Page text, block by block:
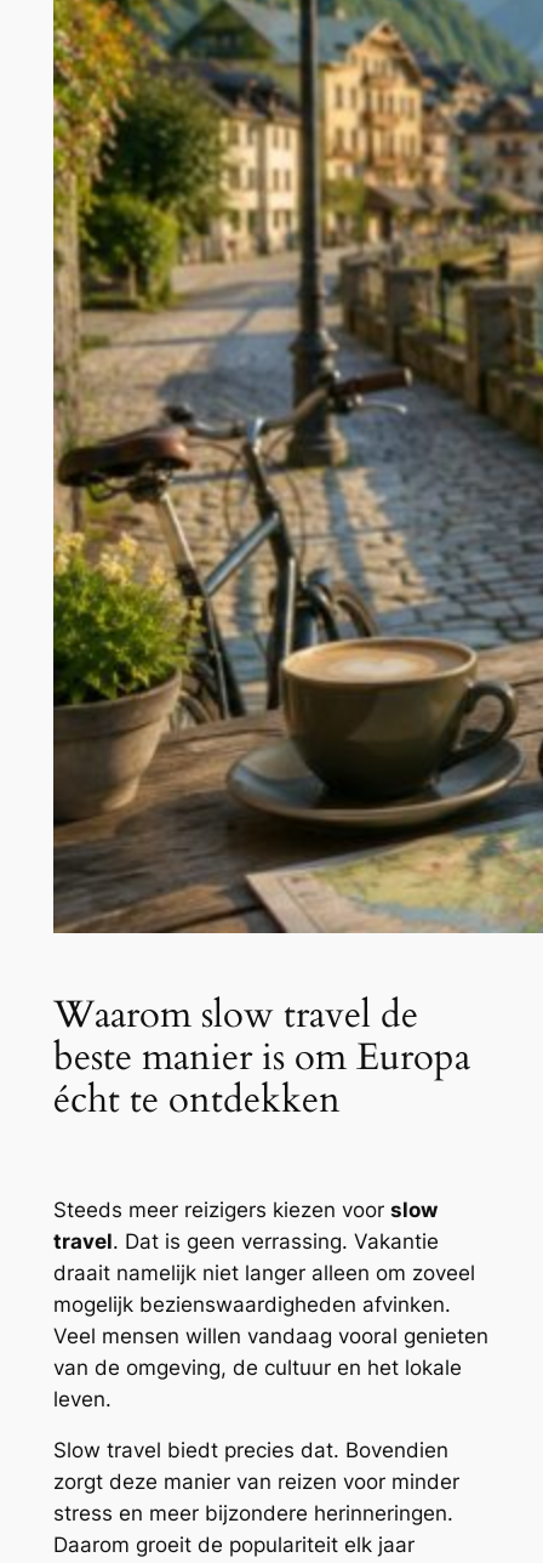
Waarom slow travel de
beste manier is om Europa
écht te ontdekken
Steeds meer reizigers kiezen voor slow
travel. Dat is geen verrassing. Vakantie
draait namelijk niet langer alleen om zoveel
mogelijk bezienswaardigheden afvinken.
Veel mensen willen vandaag vooral genieten
van de omgeving, de cultuur en het lokale
leven.
Slow travel biedt precies dat. Bovendien
zorgt deze manier van reizen voor minder
stress en meer bijzondere herinneringen.
Daarom groeit de populariteit elk jaar